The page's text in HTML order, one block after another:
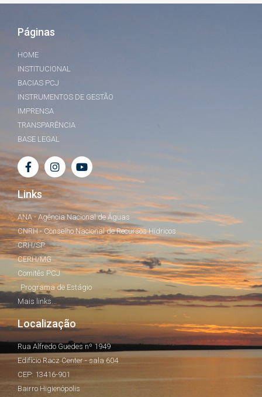
Páginas
HOME
INSTITUCIONAL
BACIAS PCJ
INSTRUMENTOS DE GESTÃO
IMPRENSA
TRANSPARÊNCIA
BASE LEGAL
Links
ANA - Agência Nacional de Águas
CNRH - Conselho Nacional de Recursos Hídricos
CRH/SP
CERH/MG
Comitês PCJ
Programa de Estágio
Mais links...
Localização
Rua Alfredo Guedes nº 1949
Edifício Racz Center - sala 604
CEP: 13416-901
Bairro Higienópolis